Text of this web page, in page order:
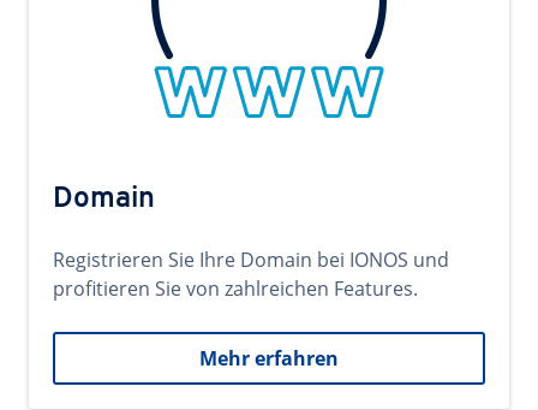
Domain
Registrieren Sie Ihre Domain bei IONOS und
profitieren Sie von zahlreichen Features.
Mehr erfahren